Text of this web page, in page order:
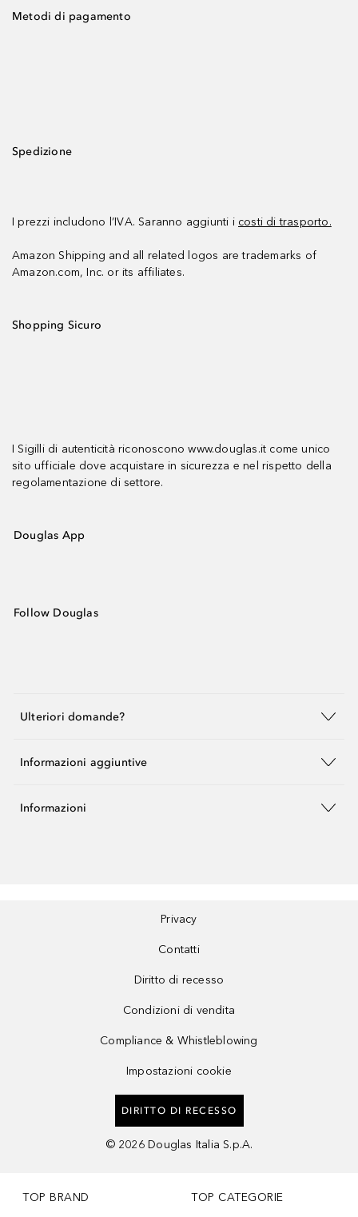
Metodi di pagamento
Spedizione
I prezzi includono l’IVA. Saranno aggiunti i costi di trasporto.
Amazon Shipping and all related logos are trademarks of
Amazon.com, Inc. or its affiliates.
Shopping Sicuro
I Sigilli di autenticità riconoscono www.douglas.it come unico
sito ufficiale dove acquistare in sicurezza e nel rispetto della
regolamentazione di settore.
Douglas App
Follow Douglas
Ulteriori domande?
Informazioni aggiuntive
Informazioni
Privacy
Contatti
Diritto di recesso
Condizioni di vendita
Compliance & Whistleblowing
Impostazioni cookie
DIRITTO DI RECESSO
© 2026 Douglas Italia S.p.A.
TOP BRAND TOP CATEGORIE